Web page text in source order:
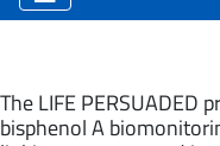
Eventi
The LIFE PERSUADED
bisphenol A